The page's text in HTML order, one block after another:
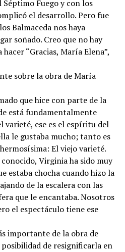
Fuego y con los
el desarrollo. Pero fue
Balmaceda nos haya
soñado. Creo que no hay
“Gracias, María Elena”,
sobre la obra de María
que hice con parte de la
está fundamentalmente
varieté, ese es el espíritu del
le gustaba mucho; tanto es
El viejo varieté.
Virginia ha sido muy
estaba chocha cuando hizo la
de la escalera con las
que le encantaba. Nosotros
el espectáculo tiene ese
importante de la obra de
posibilidad de resignificarla en